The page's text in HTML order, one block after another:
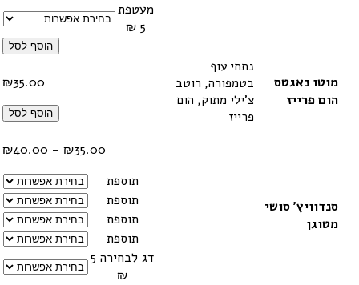
מעטפת
5 ₪
הוסף לסל
מוטו נאגטס
הום פרייז
נתחי עוף
בטמפורה, רוטב
צ'ילי מתוק, הום
פרייז
₪35.00
הוסף לסל
סנדוויץ' סושי
מטוגן
₪35.00
–
₪40.00
עד
תוספת
תוספת
תוספת
תוספת
דג לבחירה 5
₪